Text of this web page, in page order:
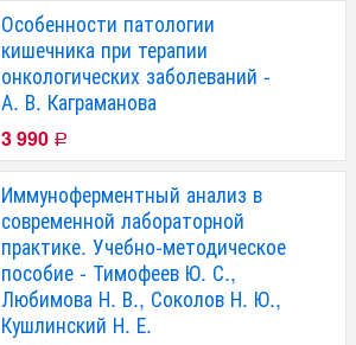
Особенности патологии
кишечника при терапии
онкологических заболеваний -
А. В. Каграманова
3 990 Р
Иммуноферментный анализ в
современной лабораторной
практике. Учебно-методическое
пособие - Тимофеев Ю. С.,
Любимова Н. В., Соколов Н. Ю.,
Кушлинский Н. Е.